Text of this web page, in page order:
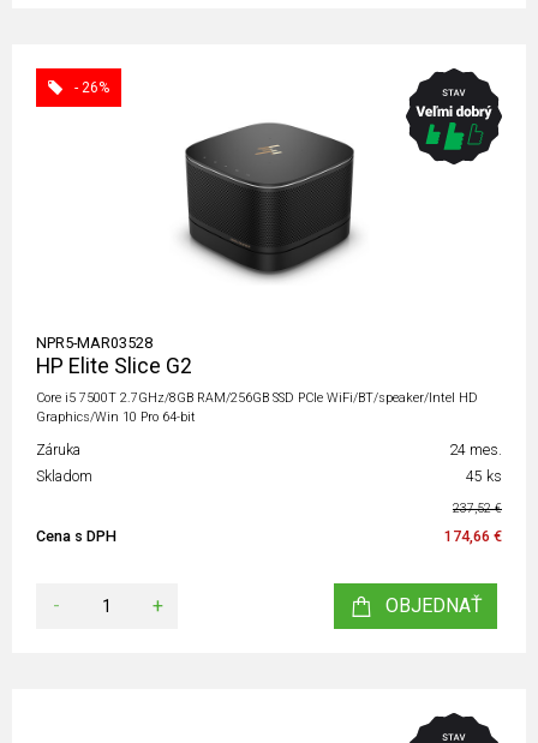
- 26%
NPR5-MAR03528
HP Elite Slice G2
Core i5 7500T 2.7GHz/8GB RAM/256GB SSD PCIe WiFi/BT/speaker/Intel HD
Graphics/Win 10 Pro 64-bit
Záruka
24 mes.
Skladom
45 ks
237,52 €
Cena s DPH 174,66 €
- + OBJEDNAŤ